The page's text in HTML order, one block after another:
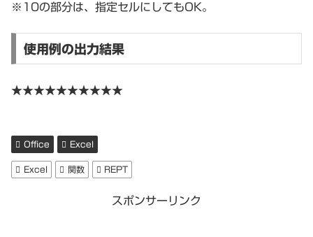
※10の部分は、指定セルにしてもOK。
使用例の出力結果
★★★★★★★★★★
Office Excel
Excel 関数 REPT
スポンサーリンク